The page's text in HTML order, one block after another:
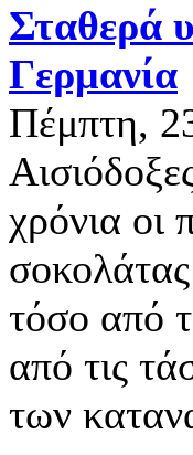
Σταθερά
Γερμανία
Πέμπτη,
χρόνια οι
τόσο από
από τις
των